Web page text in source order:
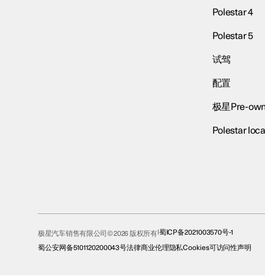
Polestar 4
Polestar 5
试驾
配置
极星Pre-
Polestar
极星汽车销售有限公司© 2026 版权所有 蜀ICP备2021003570号-1
蜀公安网备5101120200043号法律商业伦理 隐私Cookies可访问性声明